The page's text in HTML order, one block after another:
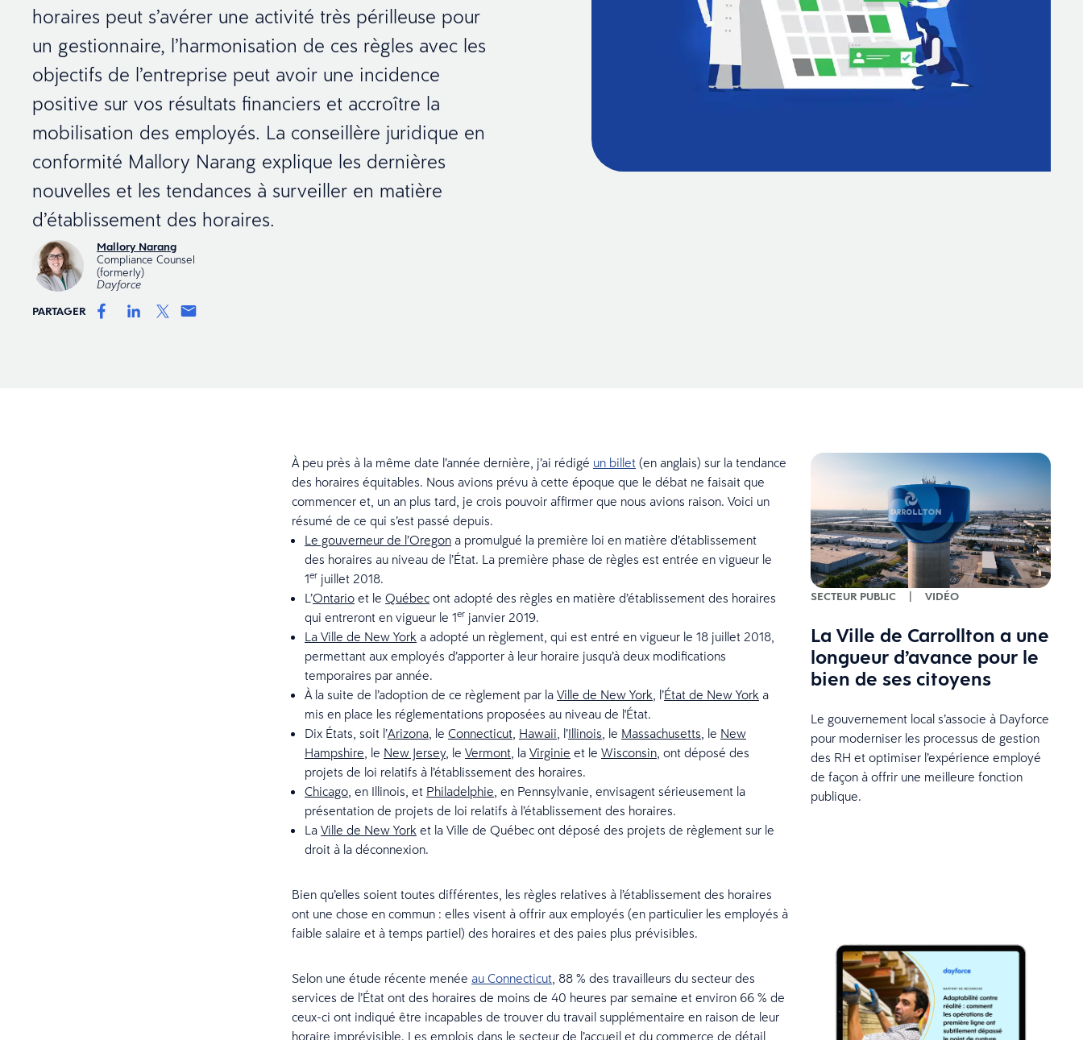
horaires peut s’avérer une activité très périlleuse pour
un gestionnaire, l’harmonisation de ces règles avec les
objectifs de l’entreprise peut avoir une incidence
positive sur vos résultats financiers et accroître la
mobilisation des employés. La conseillère juridique en
conformité Mallory Narang explique les dernières
nouvelles et les tendances à surveiller en matière
d’établissement des horaires.
Mallory Narang
Compliance Counsel
(formerly)
Dayforce
PARTAGER
À peu près à la même date l’année dernière, j’ai rédigé un billet(en anglais) sur la tendance
des horaires équitables. Nous avions prévu à cette époque que le débat ne faisait que
commencer et, un an plus tard, je crois pouvoir affirmer que nous avions raison. Voici un
résumé de ce qui s’est passé depuis.
Le gouverneur de l’Oregona promulgué la première loi en matière d’établissement
des horaires au niveau de l’État. La première phase de règles est entrée en vigueur le
1erjuillet 2018.
L’Ontarioet le Québecont adopté des règles en matière d’établissement des horaires
qui entreront en vigueur le 1erjanvier 2019.
La Ville de New Yorka adopté un règlement, qui est entré en vigueur le 18 juillet 2018,
permettant aux employés d’apporter à leur horaire jusqu’à deux modifications
temporaires par année.
À la suite de l’adoption de ce règlement par la Ville de New York, l’État de New Yorka
mis en place les réglementations proposées au niveau de l'État.
Dix États, soit l’Arizona, le Connecticut, Hawaii, l’Illinois, le Massachusetts, le New
Hampshire, le New Jersey, le Vermont, la Virginie et le Wisconsin, ont déposé des
projets de loi relatifs à l’établissement des horaires.
Chicago, en Illinois, et Philadelphie, en Pennsylvanie, envisagent sérieusement la
présentation de projets de loi relatifs à l’établissement des horaires.
La Ville de New Yorket la Ville de Québec ont déposé des projets de règlement sur le
droit à la déconnexion.
Bien qu’elles soient toutes différentes, les règles relatives à l’établissement des horaires
ont une chose en commun : elles visent à offrir aux employés (en particulier les employés à
faible salaire et à temps partiel) des horaires et des paies plus prévisibles.
Selon une étude récente menée au Connecticut, 88 % des travailleurs du secteur des
services de l’État ont des horaires de moins de 40 heures par semaine et environ 66 % de
ceux-ci ont indiqué être incapables de trouver du travail supplémentaire en raison de leur
horaire imprévisible. Les emplois dans le secteur de l’accueil et du commerce de détail
SECTEUR PUBLIC | VIDÉO
La Ville de Carrollton a une
longueur d’avance pour le
bien de ses citoyens
Le gouvernement local s’associe à Dayforce
pour moderniser les processus de gestion
des RH et optimiser l’expérience employé
de façon à offrir une meilleure fonction
publique.